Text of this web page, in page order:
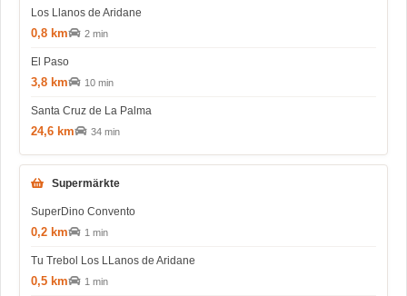
Los Llanos de Aridane
0,8 km 2 min
El Paso
3,8 km 10 min
Santa Cruz de La Palma
24,6 km 34 min
Supermärkte
SuperDino Convento
0,2 km 1 min
Tu Trebol Los LLanos de Aridane
0,5 km 1 min